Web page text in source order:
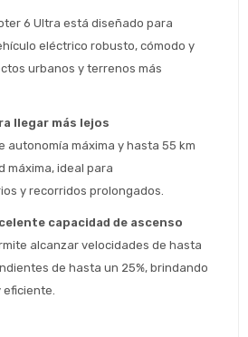
6 Ultra está diseñado para
eléctrico robusto, cómodo y
urbanos y terrenos más
llegar más lejos
autonomía máxima y hasta 55 km
máxima, ideal para
y recorridos prolongados.
capacidad de ascenso
alcanzar velocidades de hasta
de hasta un 25%, brindando
eficiente.
aprobación crediticia
Estimado/a